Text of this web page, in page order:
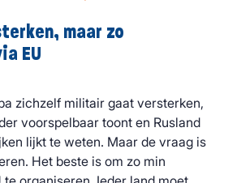
maar zo
EU
zichzelf militair gaat versterken,
voorspelbaar toont en Rusland
lijkt te weten. Maar de vraag is
Het beste is om zo min